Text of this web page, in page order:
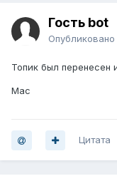
Гость bot
Опубликовано
Топик был перенесен
Mac
Цитата